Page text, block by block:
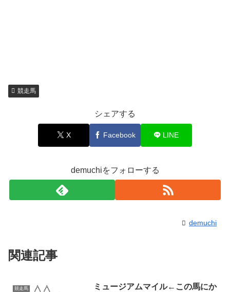
競走馬
シェアする
X Facebook LINE
demuchiをフォローする
demuchi
関連記事
競走馬
ミュージアムマイル←この馬にか